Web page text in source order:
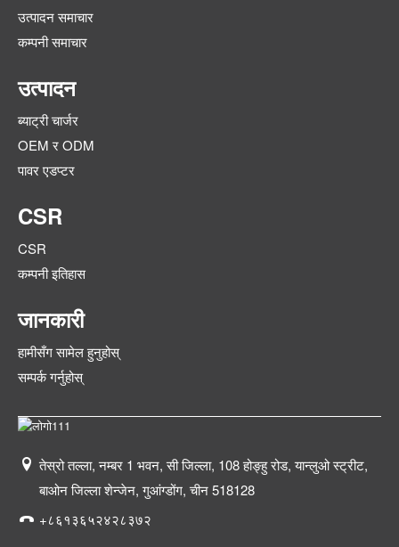
उत्पादन समाचार
कम्पनी समाचार
उत्पादन
ब्याट्री चार्जर
OEM र ODM
पावर एडप्टर
CSR
CSR
कम्पनी इतिहास
जानकारी
हामीसँग सामेल हुनुहोस्
सम्पर्क गर्नुहोस्
तेस्रो तल्ला, नम्बर 1 भवन, सी जिल्ला, 108 होङ्हु रोड, यान्लुओ स्ट्रीट,
बाओन जिल्ला शेन्जेन, गुआंग्डोंग, चीन 518128
+८६१३६५२४२८३७२